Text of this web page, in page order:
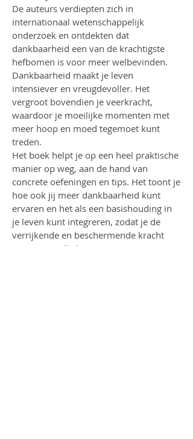
De auteurs verdiepten zich in
internationaal wetenschappelijk
onderzoek en ontdekten dat
dankbaarheid een van de krachtigste
hefbomen is voor meer welbevinden.
Dankbaarheid maakt je leven
intensiever en vreugdevoller. Het
vergroot bovendien je veerkracht,
waardoor je moeilijke momenten met
meer hoop en moed tegemoet kunt
treden.
Het boek helpt je op een heel praktische
manier op weg, aan de hand van
concrete oefeningen en tips. Het toont je
hoe ook jij meer dankbaarheid kunt
ervaren en het als een basishouding in
je leven kunt integreren, zodat je de
verrijkende en beschermende kracht
ervan ten volle kunt ervaren.